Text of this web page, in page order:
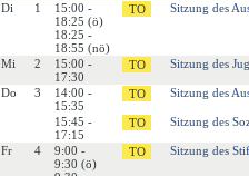
Di 1
15:00 -
18:25 (ö)
18:25 -
18:55 (nö)
Sitzung des
Mi 2
15:00 -
17:30
Sitzung des
Do 3
14:00 -
15:35
Sitzung des
15:45 -
17:15
Sitzung des
Fr 4
9:00 -
9:30 (ö)
Sitzung des